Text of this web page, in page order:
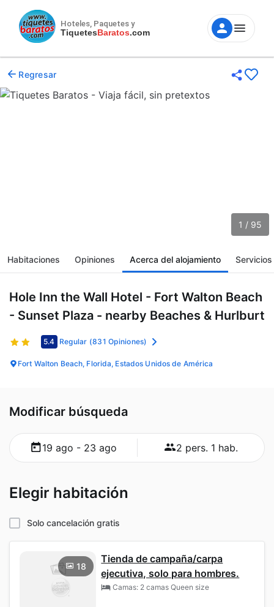
Hoteles, Paquetes y
TiquetesBaratos.com
Regresar
1 / 95
Habitaciones Opiniones Acerca del alojamiento Servicios
Hole Inn the Wall Hotel - Fort Walton Beach
- Sunset Plaza - nearby Beaches & Hurlburt
5.4 Regular (831 Opiniones)
Fort Walton Beach, Florida, Estados Unidos de América
Modificar búsqueda
19 ago - 23 ago 2 pers. 1 hab.
Elegir habitación
Solo cancelación gratis
18
Tienda de campaña/carpa
ejecutiva, solo para hombres.
Camas: 2 camas Queen size